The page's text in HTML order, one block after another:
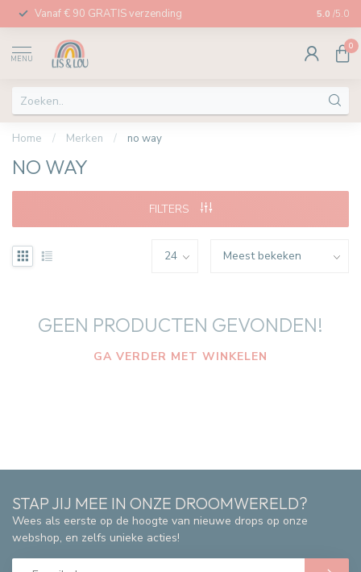
Vanaf € 90 GRATIS verzending Afhalen
5.0 /5.0
MENU
0
Home / Merken / no way
NO WAY
FILTERS
GEEN PRODUCTEN GEVONDEN!
GA VERDER MET WINKELEN
STAP JIJ MEE IN ONZE DROOMWERELD?
Wees als eerste op de hoogte van nieuwe drops op onze
webshop, en zelfs unieke acties!